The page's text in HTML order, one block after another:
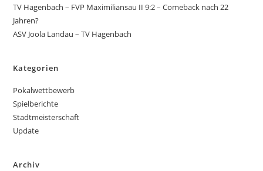
TV Hagenbach – FVP Maximiliansau II 9:2 – Comeback nach 22
Jahren?
ASV Joola Landau – TV Hagenbach
Kategorien
Pokalwettbewerb
Spielberichte
Stadtmeisterschaft
Update
Archiv